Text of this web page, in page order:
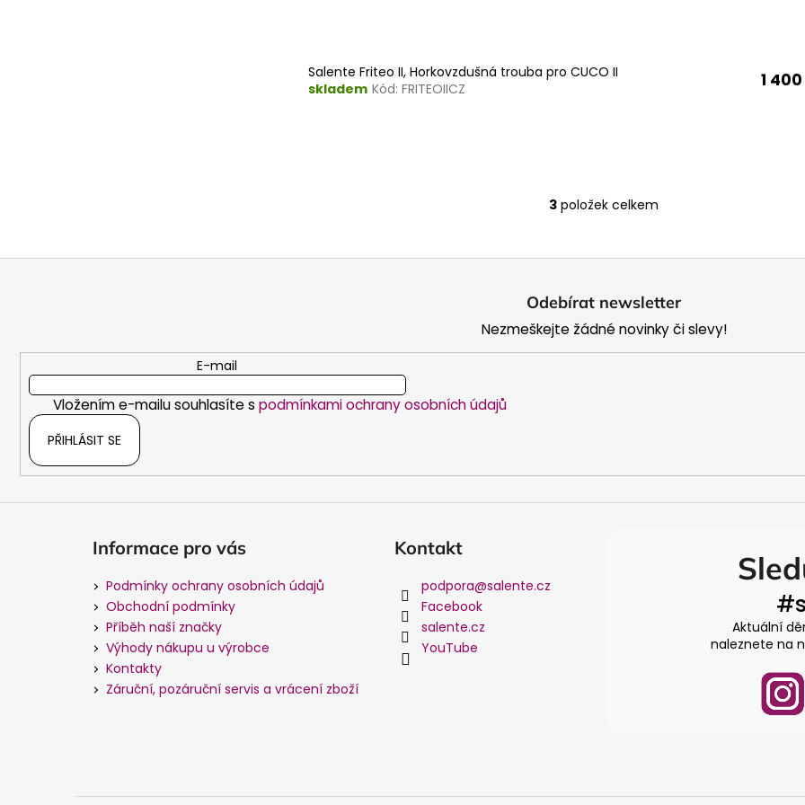
Salente Friteo II, Horkovzdušná trouba pro CUCO II
skladem Kód: FRITEOIICZ 1
O
l
a
c
í
v
p
3 položek celkem
Odebírat newsletter
Nezmeškejte žádné novinky či slevy!
E-mail
Vložením e-mailu souhlasíte spodmínkami ochrany osobních údajů
PŘIHLÁSIT SE
Informace pro vás
Podmínky ochrany osobních údajů
Obchodní podmínky
Příběh naší značky
Výhody nákupu u výrobce
Kontakty
Záruční, pozáruční servis a vrácení zboží
Kontakt
podpora@salente.cz
Facebook
salente.cz
YouTube
Aktuální
naleznete na